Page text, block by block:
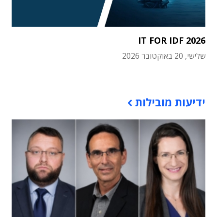
IT FOR IDF 2026
שלישי, 20 באוקטובר 2026
ידיעות מובילות